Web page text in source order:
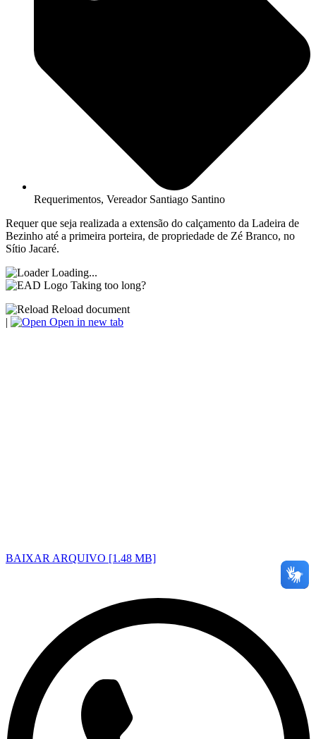
Requerimentos, Vereador Santiago Santino
Requer que seja realizada a extensão do calçamento da Ladeira de
Bezinho até a primeira porteira, de propriedade de Zé Branco, no
Sítio Jacaré.
Loading...
Taking too long?
Reload document
|
Open in new tab
BAIXAR ARQUIVO [1.48 MB]